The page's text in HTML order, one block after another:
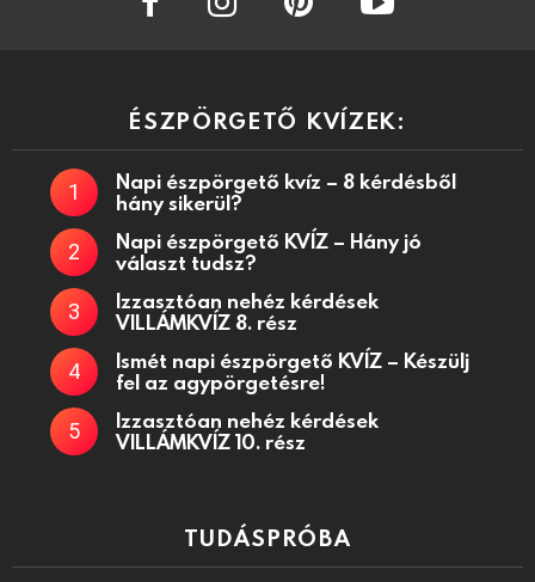
ÉSZPÖRGETŐ KVÍZEK:
Napi észpörgető kvíz – 8 kérdésből
hány sikerül?
Napi észpörgető KVÍZ – Hány jó
választ tudsz?
Izzasztóan nehéz kérdések
VILLÁMKVÍZ 8. rész
Ismét napi észpörgető KVÍZ – Készülj
fel az agypörgetésre!
Izzasztóan nehéz kérdések
VILLÁMKVÍZ 10. rész
TUDÁSPRÓBA